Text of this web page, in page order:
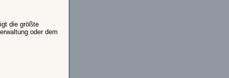
die größte
oder dem